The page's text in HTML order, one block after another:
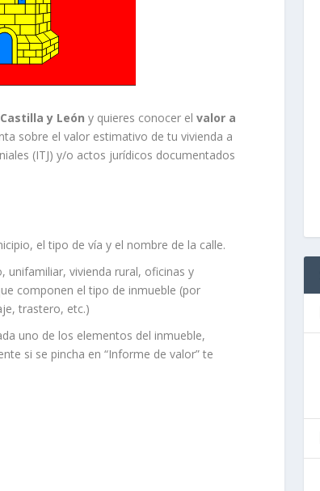
y León y quieres conocer elvalor a
sobre el valor estimativo de tu vivienda a
(ITJ) y/o actos jurídicos documentados
el tipo de vía y el nombre de la calle.
unifamiliar, vivienda rural, oficinas y
componen el tipo de inmueble (por
trastero, etc.)
uno de los elementos del inmueble,
si se pincha en “Informe de valor” te